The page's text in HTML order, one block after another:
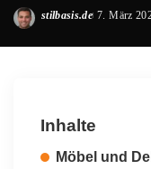
Posted
stilbasis.de 7. März
Inhalte
Möbel und